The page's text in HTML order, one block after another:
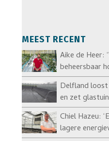
MEEST RECENT
Aike de Heer:
beheersbaar
Delfland
en zet
Chiel Hazeu:
lagere